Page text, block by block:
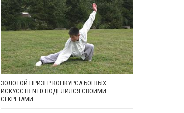
ЗОЛОТОЙ ПРИЗЁР КОНКУРСА БОЕВЫХ
ИСКУССТВ NTD ПОДЕЛИЛСЯ СВОИМИ
СЕКРЕТАМИ